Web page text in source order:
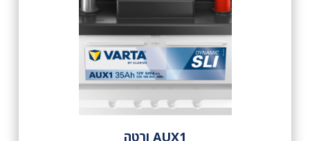
AUX1 ורטה